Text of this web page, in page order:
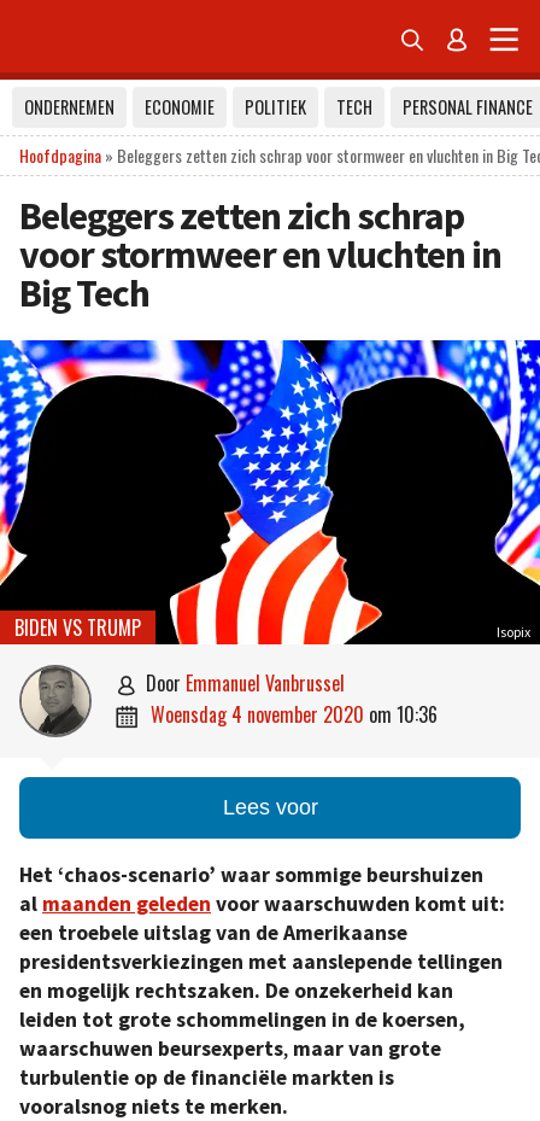
 
ONDERNEMEN ECONOMIE POLITIEK TECH
PERSONAL FINANCE
Hoofdpagina» Beleggers zetten zich schrap voor stormweer en vluchten in Big
Beleggers zetten zich schrap
voor stormweer en vluchten in
Big Tech
Isopix
BIDEN VS TRUMP
 door Emmanuel Vanbrussel
 woensdag 4 november 2020 om 10:36
Lees voor
Het ‘chaos-scenario’ waar sommige beurshuizen
al maanden geleden voor waarschuwden komt uit:
een troebele uitslag van de Amerikaanse
presidentsverkiezingen met aanslepende tellingen
en mogelijk rechtszaken. De onzekerheid kan
leiden tot grote schommelingen in de koersen,
waarschuwen beursexperts, maar van grote
turbulentie op de financiële markten is
vooralsnog niets te merken.